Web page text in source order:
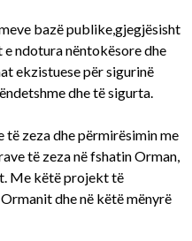
bazë publike,gjegjësisht
ndotura nëntokësore dhe
ekzistuese për sigurinë
dhe të sigurta.
zeza dhe përmirësimin me
të zeza në fshatin Orman,
Me këtë projekt të
dhe në këtë mënyrë